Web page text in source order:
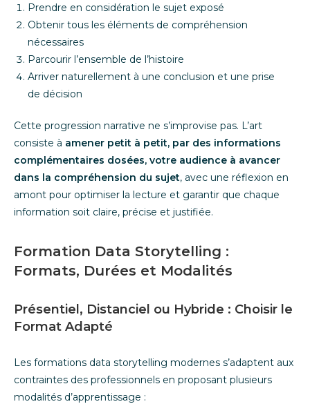
Prendre en considération le sujet exposé
Obtenir tous les éléments de compréhension
nécessaires
Parcourir l’ensemble de l’histoire
Arriver naturellement à une conclusion et une prise
de décision
Cette progression narrative ne s’improvise pas. L’art
consiste à amener petit à petit, par des informations
complémentaires dosées, votre audience à avancer
dans la compréhension du sujet, avec une réflexion en
amont pour optimiser la lecture et garantir que chaque
information soit claire, précise et justifiée.
Formation Data Storytelling :
Formats, Durées et Modalités
Présentiel, Distanciel ou Hybride : Choisir le
Format Adapté
Les formations data storytelling modernes s’adaptent aux
contraintes des professionnels en proposant plusieurs
modalités d’apprentissage :